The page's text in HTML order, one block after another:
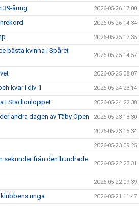
39-åring 2026-05-26 17:00
2026-05-26 14:34
2026-05-25 17:35
bästa kvinna i Spåret
2026-05-25 14:57
2026-05-25 08:07
kvar i div 1 2026-05-24 23:14
i Stadionloppet 2026-05-24 22:38
andra dagen av Täby Open 2026-05-23 18:30
2026-05-23 15:34
2026-05-23 09:25
sekunder från den hundrade
2026-05-22 23:31
2026-05-22 09:39
unga 2026-05-21 11:47